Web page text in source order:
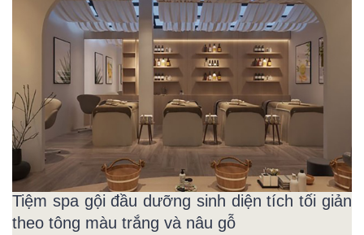
Tiệm spa gội đầu dưỡng sinh diện tích tối giản
theo tông màu trắng và nâu gỗ